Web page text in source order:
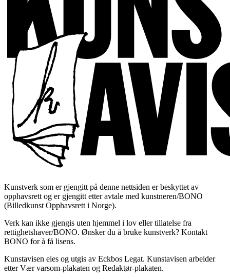
Kunstverk som er gjengitt på denne nettsiden er beskyttet av
opphavsrett og er gjengitt etter avtale med kunstneren/BONO
(Billedkunst Opphavsrett i Norge).
Verk kan ikke gjengis uten hjemmel i lov eller tillatelse fra
rettighetshaver/BONO. Ønsker du å bruke kunstverk? Kontakt
BONO for å få lisens.
Kunstavisen eies og utgis av Eckbos Legat. Kunstavisen arbeider
etter Vær varsom-plakaten og Redaktør-plakaten.